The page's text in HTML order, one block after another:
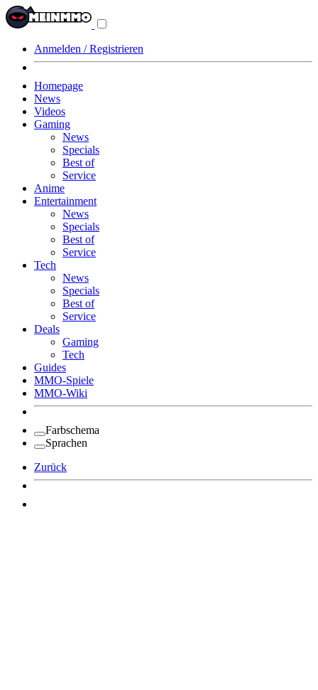
Anmelden / Registrieren
Homepage
News
Videos
Gaming
News
Specials
Best of
Service
Anime
Entertainment
News
Specials
Best of
Service
Tech
News
Specials
Best of
Service
Deals
Gaming
Tech
Guides
MMO-Spiele
MMO-Wiki
Farbschema
Sprachen
Zurück